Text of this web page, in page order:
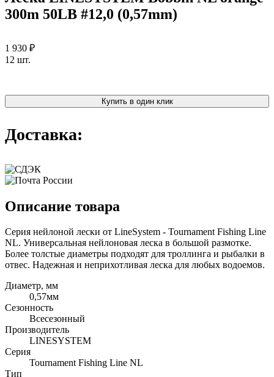
300m 50LB #12,0 (0,57mm)
1 930 ₽
12 шт.
Купить в один клик
Доставка:
Описание товара
Серия нейлоной лески от LineSystem - Tournament Fishing Line
NL. Универсальная нейлоновая леска в большой размотке.
Более толстые диаметры подходят для троллинга и рыбалки в
отвес. Надежная и неприхотливая леска для любых водоемов.
Диаметр, мм
0,57мм
Сезонность
Всесезонный
Производитель
LINESYSTEM
Серия
Tournament Fishing Line NL
Тип